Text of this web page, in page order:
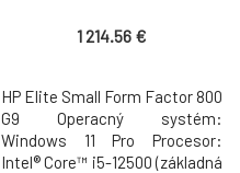
1 214.56 €
HP Elite Small Form Factor 800
G9 Operacný systém:
Windows 11 Pro Procesor:
Intel® Core™ i5-12500 (základná